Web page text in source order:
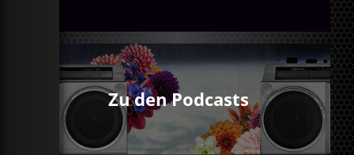
Zu den Podcasts